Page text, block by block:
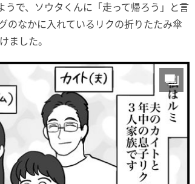
で、ソウタくんに「走って帰ろう」と言
のなかに入れているリクの折りたたみ傘
ました。